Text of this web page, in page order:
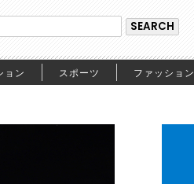
ョン スポーツ ファッション